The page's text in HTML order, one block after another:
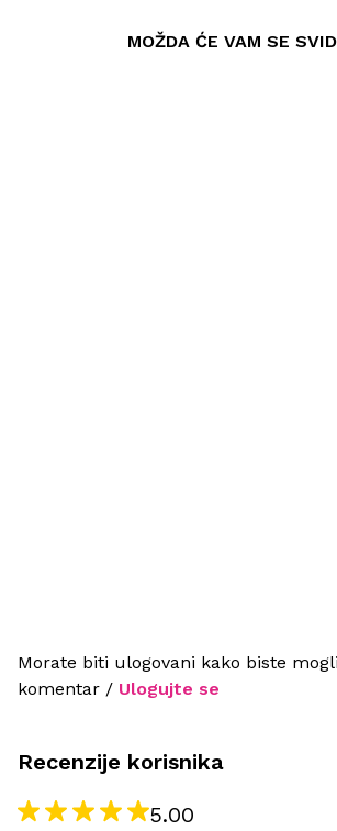
MOŽDA ĆE VAM SE
Morate biti ulogovani kako biste
komentar / Ulogujte se
Recenzije korisnika
5.00